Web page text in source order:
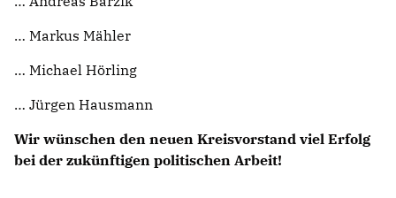
Markus Mähler
Michael Hörling
Jürgen Hausmann
Wir wünschen den neuen Kreisvorstand viel Erfolg
bei der zukünftigen politischen Arbeit!